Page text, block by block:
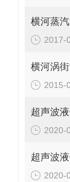
横河蒸
2017-
横河涡
2015-
2020-
2020-